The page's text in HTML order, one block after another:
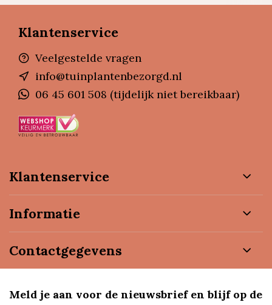
Klantenservice
Veelgestelde vragen
info@tuinplantenbezorgd.nl
06 45 601 508 (tijdelijk niet bereikbaar)
Klantenservice
Informatie
Contactgegevens
Meld je aan voor de nieuwsbrief en blijf op de